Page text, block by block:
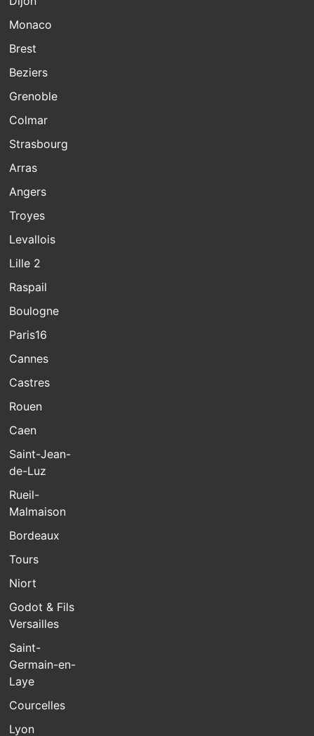
Monaco
Brest
Beziers
Grenoble
Colmar
Strasbourg
Arras
Angers
Troyes
Levallois
Lille 2
Raspail
Boulogne
Paris16
Cannes
Castres
Rouen
Caen
Saint-Jean-
de-Luz
Rueil-
Malmaison
Bordeaux
Tours
Niort
Godot & Fils
Versailles
Saint-
Germain-en-
Laye
Courcelles
Lyon